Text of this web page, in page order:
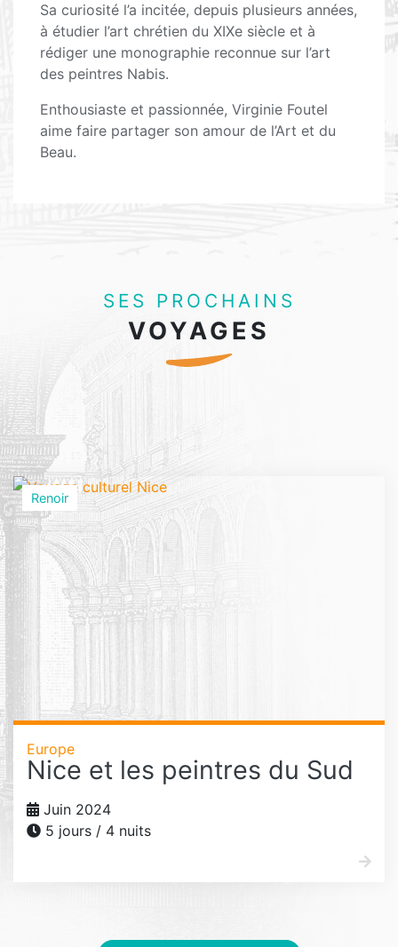
Sa curiosité l’a incitée, depuis plusieurs années,
à étudier l’art chrétien du XIXe siècle et à
rédiger une monographie reconnue sur l’art
des peintres Nabis.
Enthousiaste et passionnée, Virginie Foutel
aime faire partager son amour de l’Art et du
Beau.
SES PROCHAINS
VOYAGES
Renoir
Europe
Nice et les peintres du Sud
Juin 2024
5 jours / 4 nuits